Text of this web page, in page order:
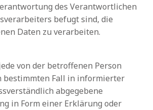
des Verantwortlichen
befugt sind, die
Daten zu verarbeiten.
von der betroffenen Person
Fall in informierter
abgegebene
in Form einer Erklärung oder